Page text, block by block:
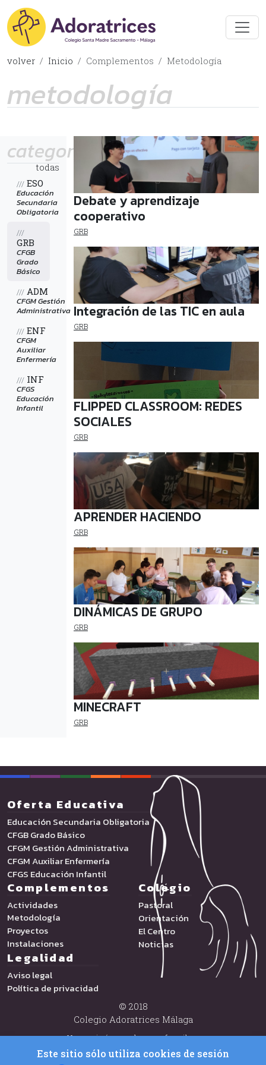
volver Inicio Complementos Metodología
metodología
categorías
todas
/// ESO
Educación
Secundaria
Obligatoria
///
GRB
CFGB
Grado
Básico
/// ADM
CFGM Gestión
Administrativa
/// ENF
CFGM
Auxiliar
Enfermería
/// INF
CFGS
Educación
Infantil
Debate y aprendizaje
cooperativo
GRB
Integración de las TIC en aula
GRB
FLIPPED CLASSROOM: REDES
SOCIALES
GRB
APRENDER HACIENDO
GRB
DINÁMICAS DE GRUPO
GRB
MINECRAFT
GRB
Oferta Educativa
Educación Secundaria Obligatoria
CFGB Grado Básico
CFGM Gestión Administrativa
CFGM Auxiliar Enfermería
CFGS Educación Infantil
Complementos
Actividades
Metodología
Proyectos
Instalaciones
Colegio
Pastoral
Orientación
El Centro
Noticias
Legalidad
Aviso legal
Política de privacidad
© 2018
Colegio Adoratrices Málaga
Usamos imágenes de www.freepik.es
Este sitio sólo utiliza cookies de sesión